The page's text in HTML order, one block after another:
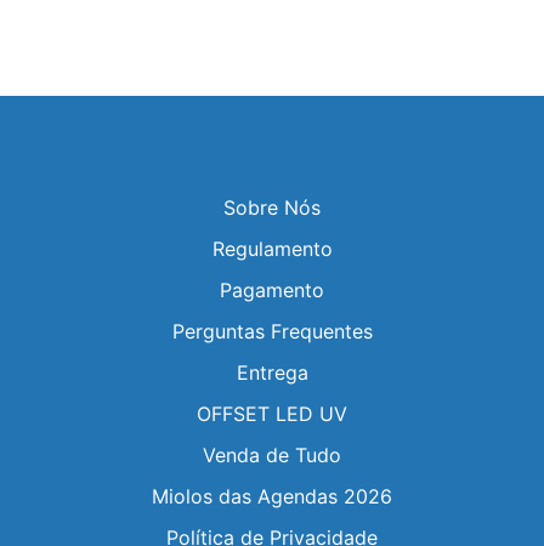
Sobre Nós
Regulamento
Pagamento
Perguntas Frequentes
Entrega
OFFSET LED UV
Venda de Tudo
Miolos das Agendas 2026
Política de Privacidade